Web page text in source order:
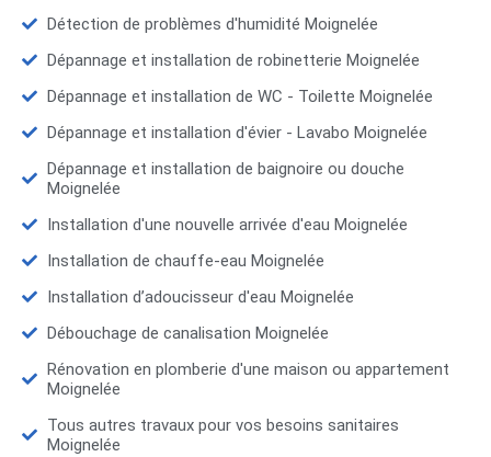
Détection de problèmes d'humidité Moignelée
Dépannage et installation de robinetterie Moignelée
Dépannage et installation de WC - Toilette Moignelée
Dépannage et installation d'évier - Lavabo Moignelée
Dépannage et installation de baignoire ou douche
Moignelée
Installation d'une nouvelle arrivée d'eau Moignelée
Installation de chauffe-eau Moignelée
Installation d’adoucisseur d'eau Moignelée
Débouchage de canalisation Moignelée
Rénovation en plomberie d'une maison ou appartement
Moignelée
Tous autres travaux pour vos besoins sanitaires
Moignelée